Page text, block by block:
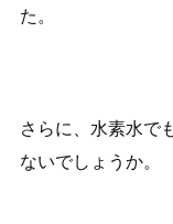
た。
さらに、水素水で
ないでしょうか。